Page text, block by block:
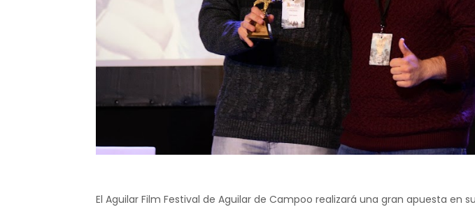
El Aguilar Film Festival de Aguilar de Campoo realizará una gran apuesta en